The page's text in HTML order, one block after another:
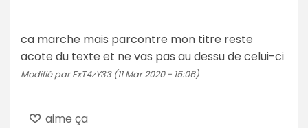
ca marche mais parcontre mon titre reste
acote du texte et ne vas pas au dessu de celui-ci
Modifié par ExT4zY33 (11 Mar 2020 - 15:06)
aime ça